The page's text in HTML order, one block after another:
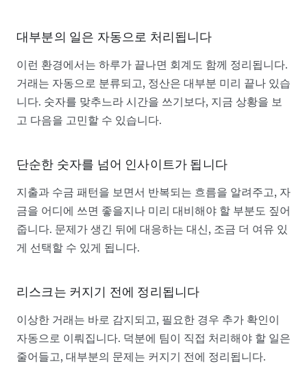
대부분의 일은 자동으로 처리됩니다
이런 환경에서는 하루가 끝나면 회계도 함께 정리됩니다.
거래는 자동으로 분류되고, 정산은 대부분 미리 끝나 있습
니다. 숫자를 맞추느라 시간을 쓰기보다, 지금 상황을 보
고 다음을 고민할 수 있습니다.
단순한 숫자를 넘어 인사이트가 됩니다
지출과 수금 패턴을 보면서 반복되는 흐름을 알려주고, 자
금을 어디에 쓰면 좋을지나 미리 대비해야 할 부분도 짚어
줍니다. 문제가 생긴 뒤에 대응하는 대신, 조금 더 여유 있
게 선택할 수 있게 됩니다.
리스크는 커지기 전에 정리됩니다
이상한 거래는 바로 감지되고, 필요한 경우 추가 확인이
자동으로 이뤄집니다. 덕분에 팀이 직접 처리해야 할 일은
줄어들고, 대부분의 문제는 커지기 전에 정리됩니다.